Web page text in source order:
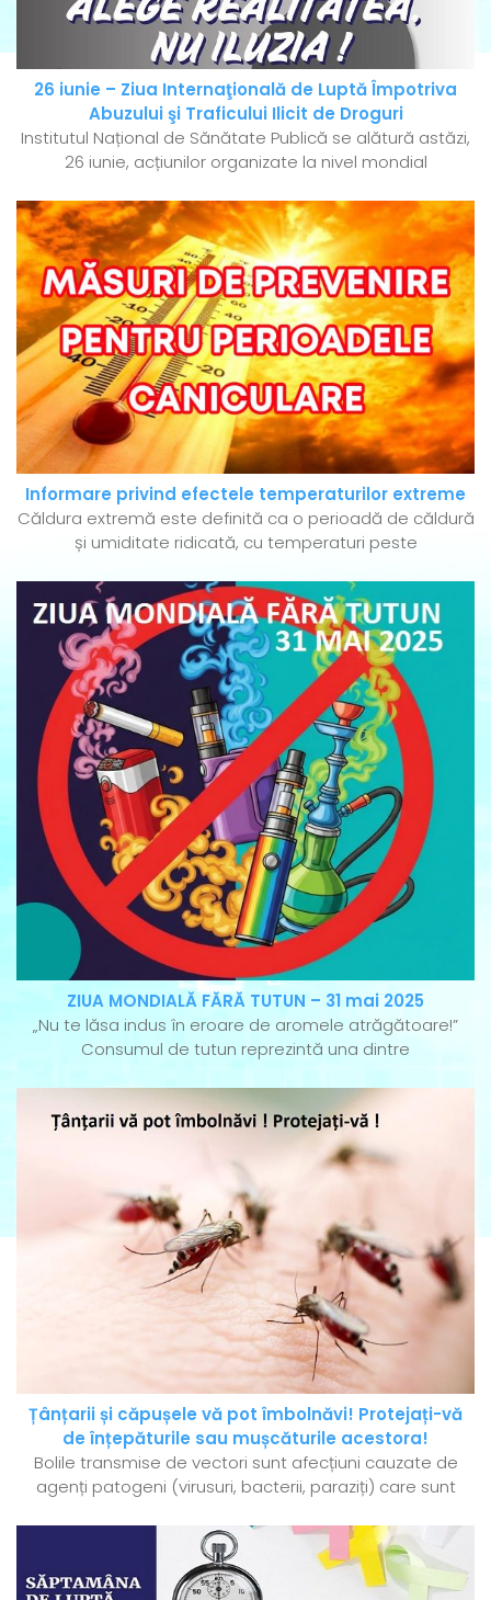
26 iunie – Ziua Internaţională de Luptă Împotriva
Abuzului şi Traficului Ilicit de Droguri
Institutul Național de Sănătate Publică se alătură astăzi,
26 iunie, acțiunilor organizate la nivel mondial
Informare privind efectele temperaturilor extreme
Căldura extremă este definită ca o perioadă de căldură
și umiditate ridicată, cu temperaturi peste
ZIUA MONDIALĂ FĂRĂ TUTUN – 31 mai 2025
„Nu te lăsa indus în eroare de aromele atrăgătoare!”
Consumul de tutun reprezintă una dintre
Țânțarii și căpușele vă pot îmbolnăvi! Protejați-vă
de înțepăturile sau mușcăturile acestora!
Bolile transmise de vectori sunt afecțiuni cauzate de
agenți patogeni (virusuri, bacterii, paraziți) care sunt